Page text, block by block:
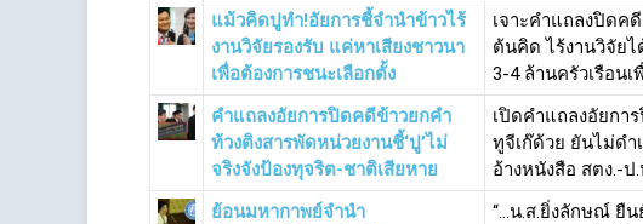
แม้วคิดปูทำ!อัยการชี้จำนำข้าวไร้
งานวิจัยรองรับ แค่หาเสียงชาวนา
เพื่อต้องการชนะเลือกตั้ง
เจาะคำแถลงปิดค
ต้นคิด ไร้งานวิจัย
3-4 ล้านครัวเรือนเ
คำแถลงอัยการปิดคดีข้าวยกคำ
ท้วงติงสารพัดหน่วยงานชี้‘ปู’ไม่
จริงจังป้องทุจริต-ชาติเสียหาย
เปิดคำแถลงอัยกา
ทูจีเก๊ด้วย ยันไม่ดำ
อ้างหนังสือ สตง.-ป.
ย้อนมหากาพย์จำนำ
“…น.ส.ยิ่งลักษณ์ ยืน